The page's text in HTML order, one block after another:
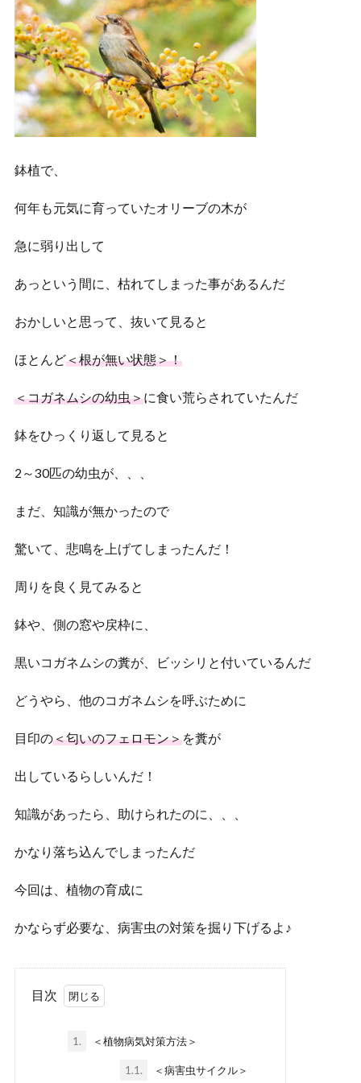
鉢植で、
何年も元気に育っていたオリーブの木が
急に弱り出して
あっという間に、枯れてしまった事があるんだ
おかしいと思って、抜いて見ると
ほとんど＜根が無い状態＞！
＜コガネムシの幼虫＞に食い荒らされていたんだ
鉢をひっくり返して見ると
2～30匹の幼虫が、、、
まだ、知識が無かったので
驚いて、悲鳴を上げてしまったんだ！
周りを良く見てみると
鉢や、側の窓や戻枠に、
黒いコガネムシの糞が、ビッシリと付いているんだ
どうやら、他のコガネムシを呼ぶために
目印の＜匂いのフェロモン＞を糞が
出しているらしいんだ！
知識があったら、助けられたのに、、、
かなり落ち込んでしまったんだ
今回は、植物の育成に
かならず必要な、病害虫の対策を掘り下げるよ♪
目次
1. ＜植物病気対策方法＞
1.1. ＜病害虫サイクル＞